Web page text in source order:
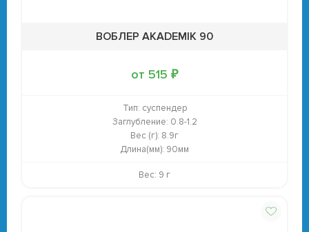
ВОБЛЕР AKADEMIK 90
от 515 ₽
Тип: суспендер
Заглубление: 0.8-1.2
Вес (г): 8.9г
Длина(мм): 90мм
Вес: 9 г